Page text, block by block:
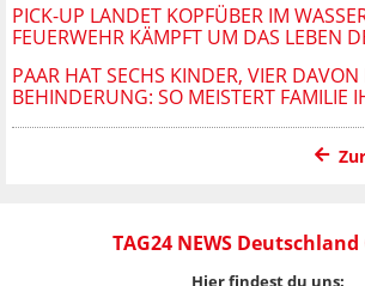
PICK-UP LANDET KOPFÜBER IM
FEUERWEHR KÄMPFT UM DAS LEBEN
PAAR HAT SECHS KINDER, VIER
BEHINDERUNG: SO MEISTERT FAMILIE
TAG24 NEWS Deutschland
Hier findest du uns: